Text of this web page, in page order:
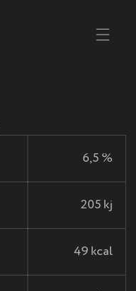
6,5 %
205 kj
49 kcal